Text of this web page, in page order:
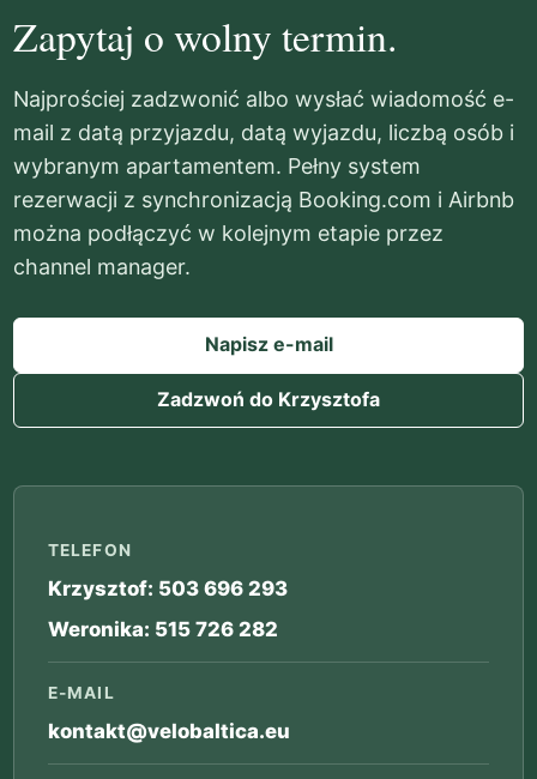
Zapytaj o wolny termin.
Najprościej zadzwonić albo wysłać wiadomość e-
mail z datą przyjazdu, datą wyjazdu, liczbą osób i
wybranym apartamentem. Pełny system
rezerwacji z synchronizacją Booking.com i Airbnb
można podłączyć w kolejnym etapie przez
channel manager.
Napisz e-mail
Zadzwoń do Krzysztofa
TELEFON
Krzysztof: 503 696 293
Weronika: 515 726 282
E-MAIL
kontakt@velobaltica.eu